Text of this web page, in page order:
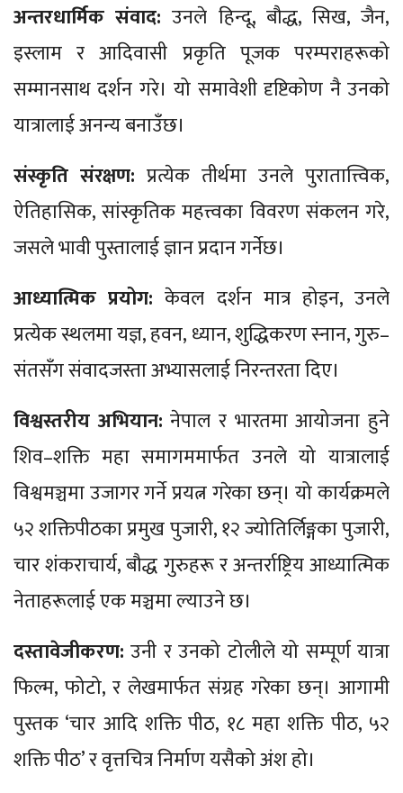
अन्तरधार्मिक संवाद: उनले हिन्दू, बौद्ध, सिख, जैन,
इस्लाम र आदिवासी प्रकृति पूजक परम्पराहरूको
सम्मानसाथ दर्शन गरे। यो समावेशी दृष्टिकोण नै उनको
यात्रालाई अनन्य बनाउँछ।
संस्कृति संरक्षण: प्रत्येक तीर्थमा उनले पुरातात्त्विक,
ऐतिहासिक, सांस्कृतिक महत्त्वका विवरण संकलन गरे,
जसले भावी पुस्तालाई ज्ञान प्रदान गर्नेछ।
आध्यात्मिक प्रयोग: केवल दर्शन मात्र होइन, उनले
प्रत्येक स्थलमा यज्ञ, हवन, ध्यान, शुद्धिकरण स्नान, गुरु–
संतसँग संवादजस्ता अभ्यासलाई निरन्तरता दिए।
विश्वस्तरीय अभियान: नेपाल र भारतमा आयोजना हुने
शिव–शक्ति महा समागममार्फत उनले यो यात्रालाई
विश्वमञ्चमा उजागर गर्ने प्रयत्न गरेका छन्। यो कार्यक्रमले
५२ शक्तिपीठका प्रमुख पुजारी, १२ ज्योतिर्लिङ्गका पुजारी,
चार शंकराचार्य, बौद्ध गुरुहरू र अन्तर्राष्ट्रिय आध्यात्मिक
नेताहरूलाई एक मञ्चमा ल्याउने छ।
दस्तावेजीकरण:उनी र उनको टोलीले यो सम्पूर्ण यात्रा
फिल्म, फोटो, र लेखमार्फत संग्रह गरेका छन्। आगामी
पुस्तक ‘चार आदि शक्ति पीठ, १८ महा शक्ति पीठ, ५२
शक्ति पीठ’ र वृत्तचित्र निर्माण यसैको अंश हो।